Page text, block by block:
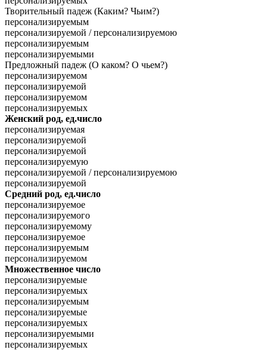
Творительный падеж (Каким? Чьим?)
персонализируемым
персонализируемой / персонализируемою
персонализируемым
персонализируемыми
Предложный падеж (О каком? О чьем?)
персонализируемом
персонализируемой
персонализируемом
персонализируемых
Женский род, ед.число
персонализируемая
персонализируемой
персонализируемой
персонализируемую
персонализируемой / персонализируемою
персонализируемой
Средний род, ед.число
персонализируемое
персонализируемого
персонализируемому
персонализируемое
персонализируемым
персонализируемом
Множественное число
персонализируемые
персонализируемых
персонализируемым
персонализируемые
персонализируемых
персонализируемыми
персонализируемых